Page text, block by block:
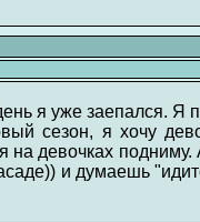
я уже заепался. Я
сезон, я хочу
девочках подниму.
и думаешь